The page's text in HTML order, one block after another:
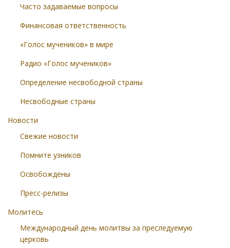
Часто задаваемые вопросы
Финансовая ответственность
«Голос мучеников» в мире
Радио «Голос мучеников»
Определение несвободной страны
Несвободные страны
Новости
Свежие новости
Помните узников
Освобождены
Пресс-релизы
Молитесь
Международный день молитвы за преследуемую
церковь